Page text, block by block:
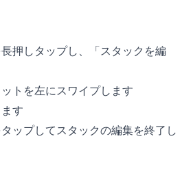
押しタップし、「スタックを編
トを左にスワイプします
す
ップしてスタックの編集を終了し